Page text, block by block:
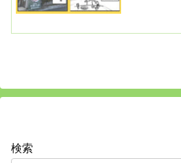
検索